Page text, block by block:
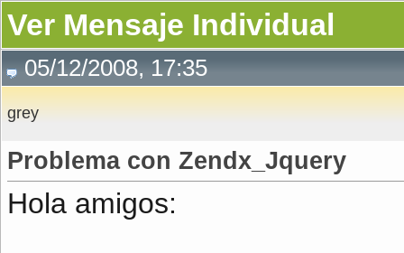
Ver Mensaje Individual
05/12/2008, 17:35
grey
Problema con Zendx_Jquery
Hola amigos: